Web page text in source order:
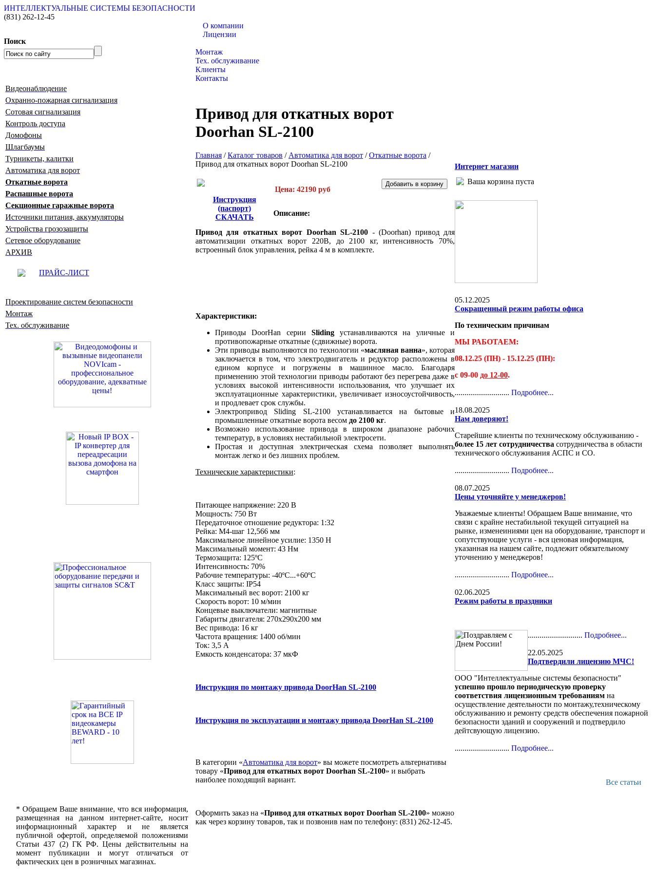
ИНТЕЛЛЕКТУАЛЬНЫЕ СИСТЕМЫ БЕЗОПАСНОСТИ
(831) 262-12-45
Поиск
О компании
Лицензии
Монтаж
Тех. обслуживание
Клиенты
Контакты
Видеонаблюдение
Охранно-пожарная сигнализация
Сотовая сигнализация
Контроль доступа
Домофоны
Шлагбаумы
Турникеты, калитки
Автоматика для ворот
Откатные ворота
Распашные ворота
Секционные гаражные ворота
Источники питания, аккумуляторы
Устройства грозозащиты
Сетевое оборудование
АРХИВ
ПРАЙС-ЛИСТ
Проектирование систем безопасности
Монтаж
Тех. обслуживание
* Обращаем Ваше внимание, что вся информация,
размещенная на данном интернет-сайте, носит
информационный характер и не является
публичной офертой, определяемой положениями
Статьи 437 (2) ГК РФ. Цены действительны на
момент публикации и могут отличаться от
фактических цен в розничных магазинах.
Привод для откатных ворот
Doorhan SL-2100
Главная /Каталог товаров /Автоматика для ворот /Откатные ворота /
Привод для откатных ворот Doorhan SL-2100
Инструкция
(паспорт)
СКАЧАТЬ
Цена: 42190 руб
Описание:
Привод для откатных ворот Doorhan SL-2100 - (Doorhan) привод для
автоматизации откатных ворот 220В, до 2100 кг, интенсивность 70%,
встроенный блок управления, рейка 4 м в комплекте.
Характеристики:
Приводы DoorHan серии Slidingустанавливаются на уличные и
противопожарные откатные (сдвижные) ворота.
Эти приводы выполняются по технологии «масляная ванна», которая
заключается в том, что электродвигатель и редуктор расположены в
едином корпусе и погружены в машинное масло. Благодаря
применению этой технологии приводы работают без перегрева даже в
условиях высокой интенсивности использования, что улучшает их
эксплуатационные характеристики, увеличивает износоустойчивость,
и продлевает срок службы.
Электропривод Sliding SL-2100 устанавливается на бытовые и
промышленные откатные ворота весом до 2100 кг.
Возможно использование привода в широком диапазоне рабочих
температур, в условиях нестабильной электросети.
Простая и доступная электрическая схема позволяет выполнять
монтаж легко и без лишних проблем.
Технические характеристики:
Питающее напряжение: 220 В
Мощность: 750 Вт
Передаточное отношение редуктора: 1:32
Рейка: М4-шаг 12,566 мм
Максимальное линейное усилие: 1350 Н
Максимальный момент: 43 Нм
Термозащита: 125ºС
Интенсивность: 70%
Рабочие температуры: -40ºС...+60ºС
Класс защиты: IP54
Максимальный вес ворот: 2100 кг
Скорость ворот: 10 м/мин
Концевые выключатели: магнитные
Габариты двигателя: 270x290x200 мм
Вес привода: 16 кг
Частота вращения: 1400 об/мин
Ток: 3,5 А
Емкость конденсатора: 37 мкФ
Инструкция по монтажу привода DoorHan SL-2100
Инструкция по эксплуатации и монтажу привода DoorHan SL-2100
В категории «Автоматика для ворот» вы можете посмотреть альтернативы
товару «Привод для откатных ворот Doorhan SL-2100» и выбрать
наиболее походящий вариант.
Оформить заказ на «Привод для откатных ворот Doorhan SL-2100» можно
как через корзину товаров, так и позвонив нам по телефону: (831) 262-12-45.
Интернет магазин
Ваша корзина пуста
05.12.2025
Сокращенный режим работы офиса
По техническим причинам
МЫ РАБОТАЕМ:
08.12.25 (ПН) - 15.12.25 (ПН):
с 09-00 до 12-00.
............................ Подробнее...
18.08.2025
Нам доверяют!
Старейшие клиенты по техническому обслуживанию -
более 15 лет сотрудничества сотрудничества в области
технического обслуживания АСПС и СО.
............................ Подробнее...
08.07.2025
Цены уточняйте у менеджеров!
Уважаемые клиенты! Обращаем Ваше внимание, что
связи с крайне нестабильной текущей ситуацией на
рынке, изменеиниями цен на оборудование, транспорт и
сопутствующие услуги - вся ценовая информация,
указанная на нашем сайте, подлежит обязательному
уточнению у менеджеров!
............................ Подробнее...
02.06.2025
Режим работы в праздники
............................ Подробнее...
22.05.2025
Подтвердили лицензию МЧС!
ООО "Интеллектуальные системы безопасности"
успешно прошло периодическую проверку
соответствия лицензионным требованиям на
осуществление деятельности по монтажу,техническому
обслуживанию и ремонту средств обеспечения пожарной
безопасности зданий и сооружений и подтвердило
дейтсвующую лицензию.
............................ Подробнее...
Все статьи